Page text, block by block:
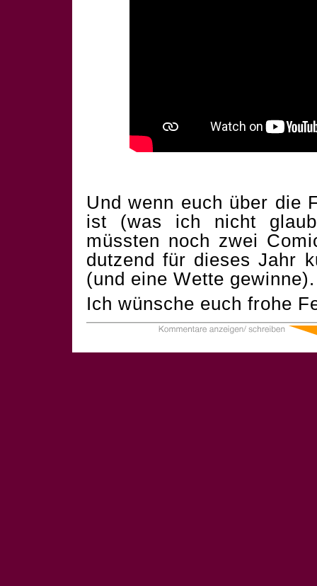
Und wenn euch über die
ist (was ich nicht
müssten noch zwei
dutzend für dieses Jahr
(und eine Wette
Ich wünsche euch frohe